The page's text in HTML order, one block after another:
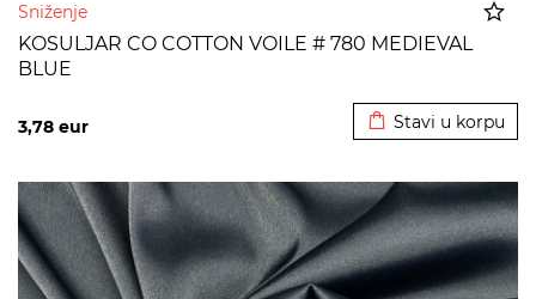
Sniženje
KOSULJAR CO COTTON VOILE # 780 MEDIEVAL
BLUE
3,78 eur Stavi u korpu